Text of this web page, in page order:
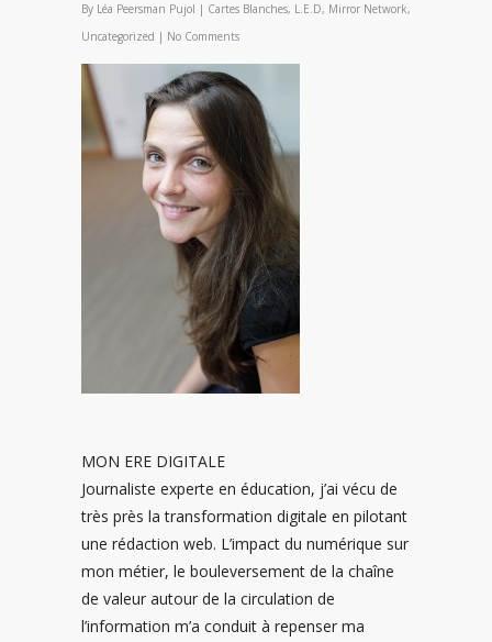
By Léa Peersman Pujol | Cartes Blanches, L.E.D, Mirror Network,
Uncategorized | No Comments
MON ERE DIGITALE
Journaliste experte en éducation, j’ai vécu de
très près la transformation digitale en pilotant
une rédaction web. L’impact du numérique sur
mon métier, le bouleversement de la chaîne
de valeur autour de la circulation de
l’information m’a conduit à repenser ma